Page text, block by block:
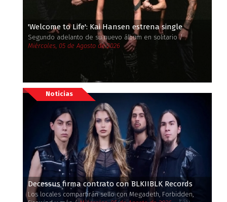
'Welcome to Life': Kai Hansen estrena single
Segundo adelanto de su nuevo álbum en solitario /
Miércoles, 05 de Agosto de 2026
Noticias
Decessus firma contrato con BLKIIBLK Records
Los locales compartirán sello con Megadeth, Forbidden,